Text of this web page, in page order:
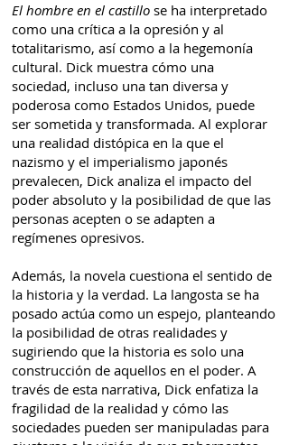
El hombre en el castillo se ha interpretado
como una crítica a la opresión y al
totalitarismo, así como a la hegemonía
cultural. Dick muestra cómo una
sociedad, incluso una tan diversa y
poderosa como Estados Unidos, puede
ser sometida y transformada. Al explorar
una realidad distópica en la que el
nazismo y el imperialismo japonés
prevalecen, Dick analiza el impacto del
poder absoluto y la posibilidad de que las
personas acepten o se adapten a
regímenes opresivos.
Además, la novela cuestiona el sentido de
la historia y la verdad. La langosta se ha
posado actúa como un espejo, planteando
la posibilidad de otras realidades y
sugiriendo que la historia es solo una
construcción de aquellos en el poder. A
través de esta narrativa, Dick enfatiza la
fragilidad de la realidad y cómo las
sociedades pueden ser manipuladas para